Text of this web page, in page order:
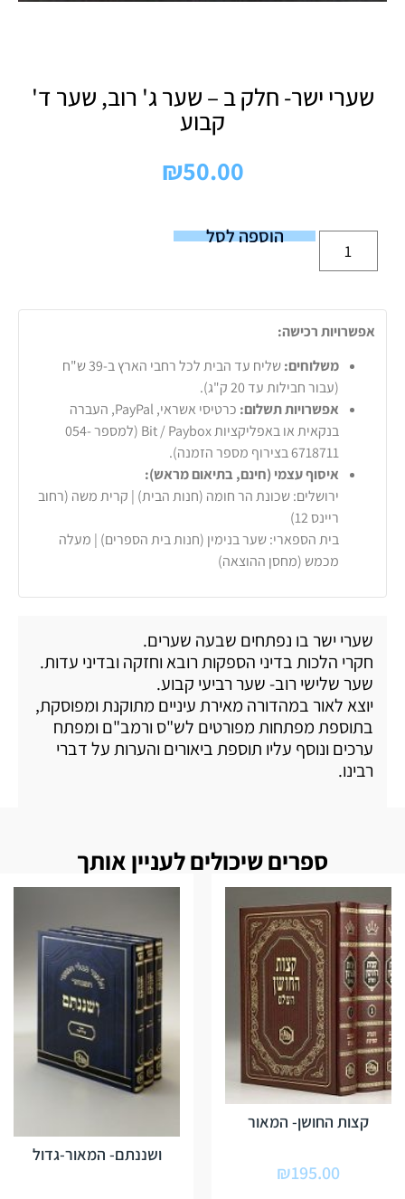
שערי ישר- חלק ב – שער ג' רוב, שער ד'
קבוע
₪50.00
הוספה לסל
אפשרויות רכישה:
משלוחים:
שליח עד הבית לכל רחבי הארץ ב-39 ש"ח
(עבור חבילות עד 20 ק"ג).
אפשרויות תשלום:
כרטיסי אשראי, PayPal, העברה
בנקאית או באפליקציות Bit / Paybox (למספר 054-
6718711 בצירוף מספר הזמנה).
איסוף עצמי (חינם, בתיאום מראש):
ירושלים: שכונת הר חומה (חנות הבית) | קרית משה (רחוב
ריינס 12)
בית הספארי: שער בנימין (חנות בית הספרים) | מעלה
מכמש (מחסן ההוצאה)
שערי ישר בו נפתחים שבעה שערים.
חקרי הלכות בדיני הספקות רובא וחזקה ובדיני עדות.
שער שלישי רוב- שער רביעי קבוע.
יוצא לאור במהדורה מאירת עיניים מתוקנת ומפוסקת,
בתוספת מפתחות מפורטים לש"ס ורמב"ם ומפתח
ערכים ונוסף עליו תוספת ביאורים והערות על דברי
רבינו.
ספרים שיכולים לעניין אותך
קצות החושן- המאור
₪195.00
ושננתם- המאור-גדול